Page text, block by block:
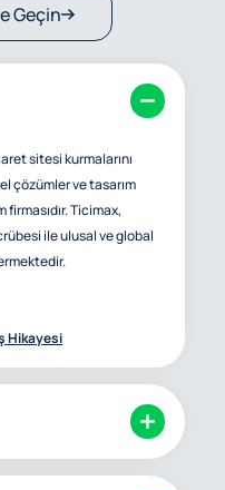
Geçin
sitesi kurmalarını
çözümler ve tasarım
firmasıdır. Ticimax,
ile ulusal ve global
Hikayesi